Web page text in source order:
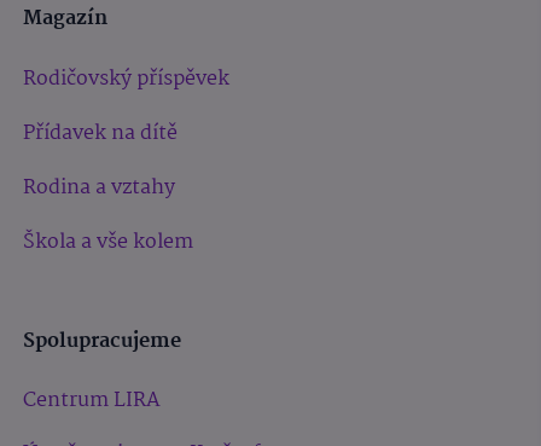
Magazín
Rodičovský příspěvek
Přídavek na dítě
Rodina a vztahy
Škola a vše kolem
Spolupracujeme
Centrum LIRA